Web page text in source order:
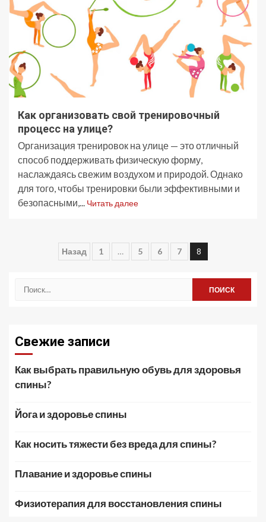
Как организовать свой тренировочный
процесс на улице?
Организация тренировок на улице — это отличный
способ поддерживать физическую форму,
наслаждаясь свежим воздухом и природой. Однако
для того, чтобы тренировки были эффективными и
безопасными,... Читать далее
Пагинация
Назад 1 … 5 6 7 8
Найти:
Свежие записи
Как выбрать правильную обувь для здоровья
спины?
Йога и здоровье спины
Как носить тяжести без вреда для спины?
Плавание и здоровье спины
Физиотерапия для восстановления спины